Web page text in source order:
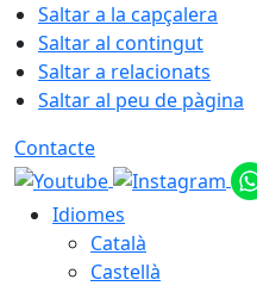
Saltar a la capçalera
Saltar al contingut
Saltar a relacionats
Saltar al peu de pàgina
Contacte
Idiomes
Català
Castellà